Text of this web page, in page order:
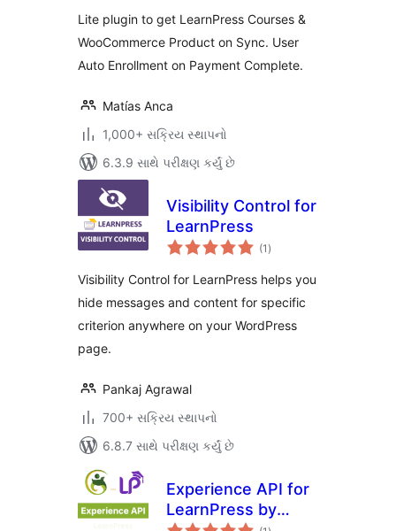
Lite plugin to get LearnPress Courses &
WooCommerce Product on Sync. User
Auto Enrollment on Payment Complete.
Matías Anca
1,000+ સક્રિય સ્થાપનો
6.3.9 સાથે પરીક્ષણ કર્યું છે
Visibility Control for
LearnPress
(1 કુલ
રેટિંગ્સ
)
Visibility Control for LearnPress helps you
hide messages and content for specific
criterion anywhere on your WordPress
page.
Pankaj Agrawal
700+ સક્રિય સ્થાપનો
6.8.7 સાથે પરીક્ષણ કર્યું છે
Experience API for
LearnPress by
કુલ